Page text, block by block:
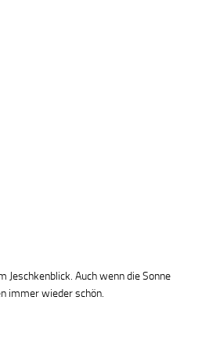
Jeschkenblick. Auch wenn die Sonne
immer wieder schön.